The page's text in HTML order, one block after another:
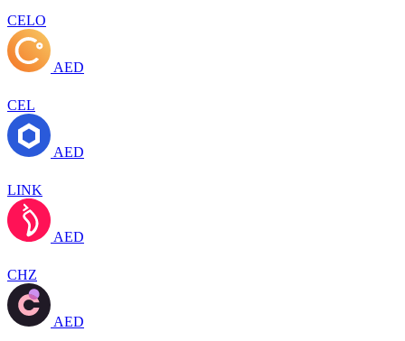
CELO
AED
CEL
AED
LINK
AED
CHZ
AED